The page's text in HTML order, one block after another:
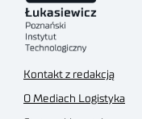
Kontakt z redakcją
O Mediach Logistyka